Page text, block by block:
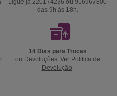
das 9h às 18h.
14 Dias para Trocas
ou Devoluções. Ver Politica de
Devolução.